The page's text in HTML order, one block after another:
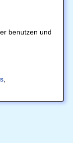
benutzen und
,